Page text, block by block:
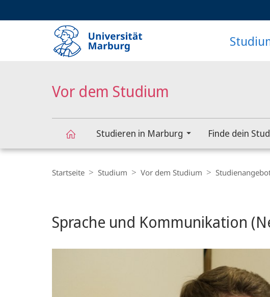
Vor dem Studium
Studieren in Marburg Finde dein
Navigation
Startseite Studium Vor dem Studium
Sprache und Kommunikation